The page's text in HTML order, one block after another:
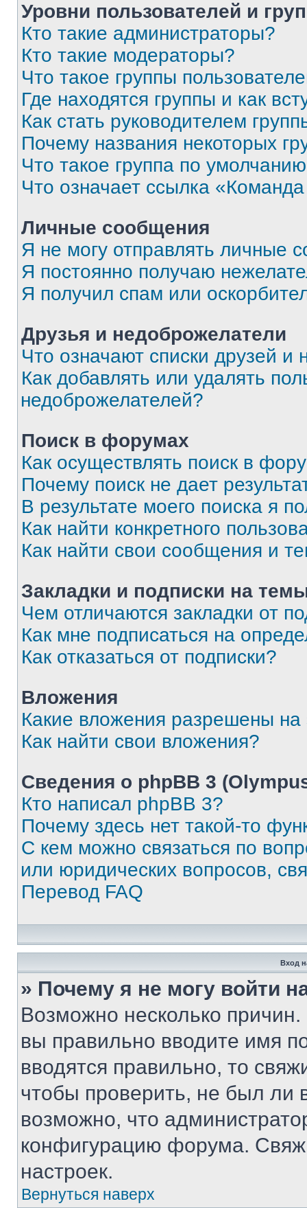
Уровни пользователей и
Кто такие администраторы?
Кто такие модераторы?
Что такое группы
Где находятся группы и как
Как стать руководителем
Почему названия некоторых
Что такое группа по
Что означает ссылка
Личные сообщения
Я не могу отправлять личные
Я постоянно получаю
Я получил спам или
Друзья и недоброжелатели
Что означают списки друзей и
Как добавлять или удалять
недоброжелателей?
Поиск в форумах
Как осуществлять поиск в
Почему поиск не дает
В результате моего поиска я
Как найти конкретного
Как найти свои сообщения и
Закладки и подписки на
Чем отличаются закладки от
Как мне подписаться на
Как отказаться от подписки?
Вложения
Какие вложения разрешены
Как найти свои вложения?
Сведения о phpBB 3
Кто написал phpBB 3?
Почему здесь нет такой-то
С кем можно связаться по
или юридических вопросов,
Перевод FAQ
Вход
» Почему я не могу войти
Возможно несколько
вы правильно вводите имя
вводятся правильно, то
чтобы проверить, не был ли
возможно, что
конфигурацию форума.
настроек.
Вернуться наверх